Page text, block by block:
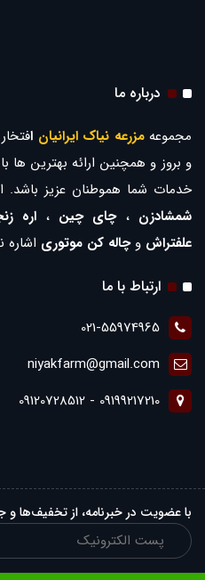
درباره ما
مجموعهمزرعه نیاک ایرانیان ا
خدمات شما هموطنان عزیز باشد.
شمشادزن ،چای چین ، اره
علفتراش وچاله کن موتوری اشاره
ارتباط با ما
021-55974965
niyakfarm@gmail.com
09199217210 - 09120728512
با عضویت در خبرنامه، از تخفیف‌ها